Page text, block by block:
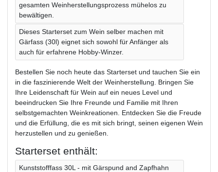
gesamten Weinherstellungsprozess mühelos zu
bewältigen.
Dieses Starterset zum Wein selber machen mit
Gärfass (30l) eignet sich sowohl für Anfänger als
auch für erfahrene Hobby-Winzer.
Bestellen Sie noch heute das Starterset und tauchen Sie ein
in die faszinierende Welt der Weinherstellung. Bringen Sie
Ihre Leidenschaft für Wein auf ein neues Level und
beeindrucken Sie Ihre Freunde und Familie mit Ihren
selbstgemachten Weinkreationen. Entdecken Sie die Freude
und die Erfüllung, die es mit sich bringt, seinen eigenen Wein
herzustellen und zu genießen.
Starterset enthält:
Kunststofffass 30L - mit Gärspund and Zapfhahn